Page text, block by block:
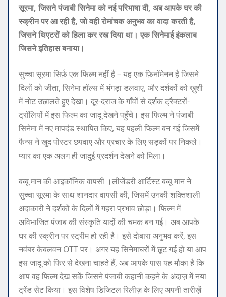
सूरमा, जिसने पंजाबी सिनेमा को नई परिभाषा दी, अब आपके घर की
स्क्रीन पर आ रही है, जो वही रोमांचक अनुभव का वादा करती है,
जिसने थिएटरों को हिला कर रख दिया था। एक सिनेमाई इंकलाब
जिसने इतिहास बनाया।
सुच्चा सूरमा सिर्फ़ एक फिल्म नहीं है – यह एक फ़िनॉमेनन है जिसने
दिलों को जीता, सिनेमा हॉल्स में भंगड़ा डलवाए, और दर्शकों को ख़ुशी
में नोट उछालते हुए देखा। दूर-दराज के गाँवों से दर्शक ट्रैक्टरों-
ट्रॉलियों में इस फिल्म का जादू देखने पहुँचे। इस फिल्म ने पंजाबी
सिनेमा में नए मापदंड स्थापित किए, यह पहली फिल्म बन गई जिसमें
फैन्स ने खुद पोस्टर छपवाए और प्रचार के लिए सड़कों पर निकले।
प्यार का एक अलग ही जादुई प्रदर्शन देखने को मिला।
बब्बू मान की आइकॉनिक वापसी ।लीजेंडरी आर्टिस्ट बब्बू मान ने
सुच्चा सूरमा के साथ शानदार वापसी की, जिसमें उनकी शक्तिशाली
अदाकारी ने दर्शकों के दिलों में गहरा प्रभाव छोड़ा। फिल्म में
अविभाजित पंजाब की संस्कृति यादों की चमक बन गई। अब आपके
घर की स्क्रीन पर स्ट्रीम हो रही है। इसे दोबारा अनुभव करें, इस
नवंबर केबलवन OTT पर। अगर यह सिनेमाघरों में छूट गई हो या आप
इस जादू को फिर से देखना चाहते हैं, अब आपके पास यह मौका है कि
आप वह फिल्म देख सकें जिसने पंजाबी कहानी कहने के अंदाज़ में नया
ट्रेंड सेट किया। इस विशेष डिजिटल रिलीज़ के लिए अपनी तारीख़ें